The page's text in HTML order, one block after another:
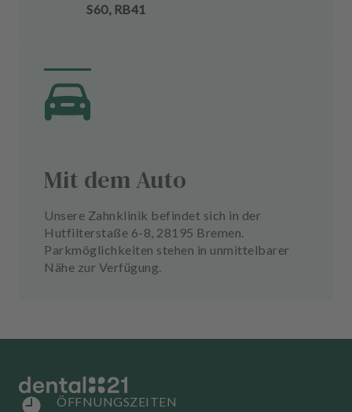
S60, RB41
Mit dem Auto
Unsere Zahnklinik befindet sich in der
Hutfilterstaße 6-8, 28195 Bremen.
Parkmöglichkeiten stehen in unmittelbarer
Nähe zur Verfügung.
ÖFFNUNGSZEITEN